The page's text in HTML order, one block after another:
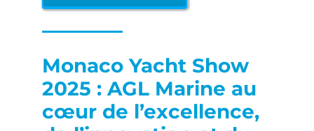
Monaco Yacht Show
2025 : AGL Marine au
cœur de l’excellence,